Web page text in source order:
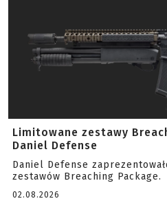
Limitowane zestawy
Daniel Defense
Daniel Defense
zestawów Breaching Package.
02.08.2026